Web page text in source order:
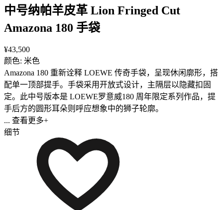
中号纳帕羊皮革 Lion Fringed Cut
Amazona 180 手袋
¥43,500
颜色: 米色
Amazona 180 重新诠释 LOEWE 传奇手袋，呈现休闲廓形，搭
配单一顶部提手。手袋采用开放式设计，主隔层以隐藏扣固
定。此中号版本是 LOEWE罗意威180 周年限定系列作品，提
手后方的圆形耳朵则呼应想象中的狮子轮廓。
... 查看更多+
细节